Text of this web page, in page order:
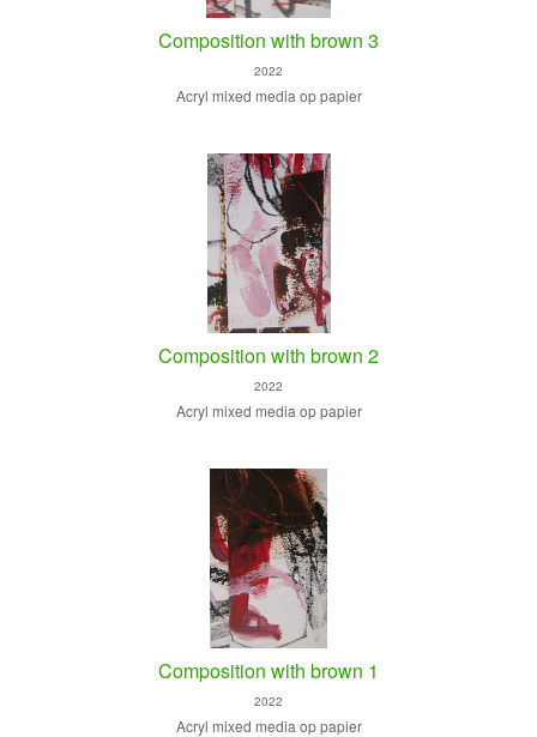
Composition with brown 3
2022
Acryl mixed media op papier
Composition with brown 2
2022
Acryl mixed media op papier
Composition with brown 1
2022
Acryl mixed media op papier